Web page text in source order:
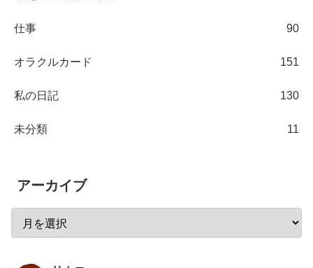
仕事 90
オラクルカード 151
私の日記 130
未分類 11
アーカイブ